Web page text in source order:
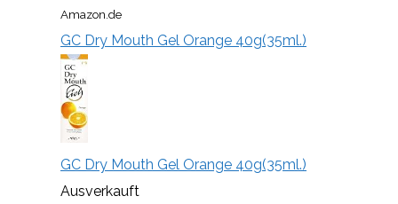
Amazon.de
GC Dry Mouth Gel Orange 40g(35ml.)
GC Dry Mouth Gel Orange 40g(35ml.)
Ausverkauft